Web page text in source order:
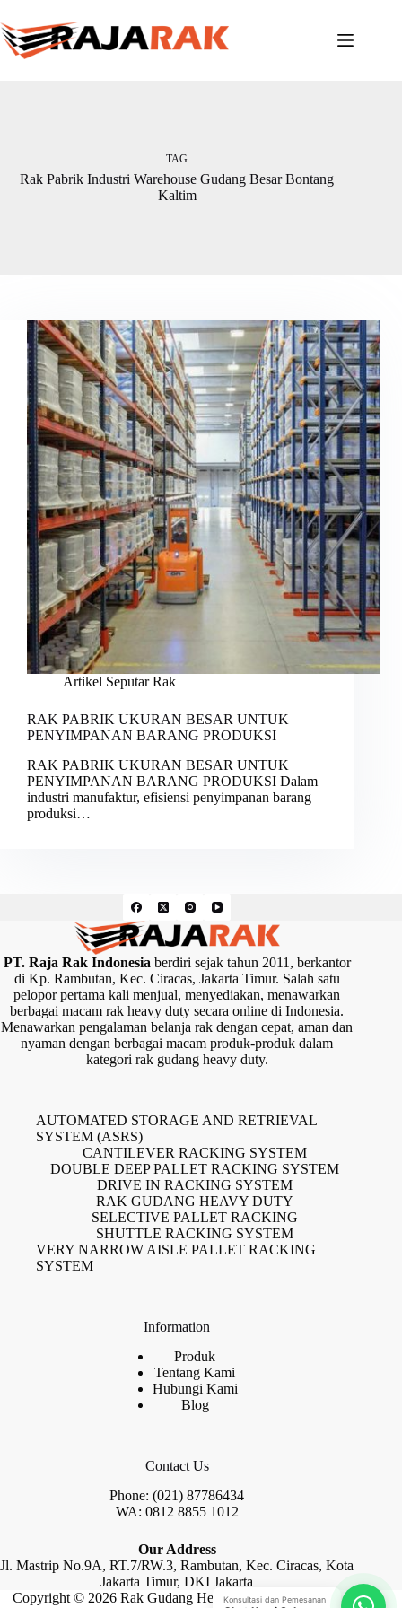
to
content
TAG
Rak Pabrik Industri Warehouse Gudang Besar Bontang
Kaltim
Artikel Seputar Rak
RAK PABRIK UKURAN BESAR UNTUK
PENYIMPANAN BARANG PRODUKSI
RAK PABRIK UKURAN BESAR UNTUK
PENYIMPANAN BARANG PRODUKSI Dalam
industri manufaktur, efisiensi penyimpanan barang
produksi…
PT. Raja Rak Indonesiaberdiri sejak tahun 2011, berkantor
di Kp. Rambutan, Kec. Ciracas, Jakarta Timur. Salah satu
pelopor pertama kali menjual, menyediakan, menawarkan
berbagai macam rak heavy duty secara online di Indonesia.
Menawarkan pengalaman belanja rak dengan cepat, aman dan
nyaman dengan berbagai macam produk-produk dalam
kategori rak gudang heavy duty.
AUTOMATED STORAGE AND RETRIEVAL
SYSTEM (ASRS)
CANTILEVER RACKING SYSTEM
DOUBLE DEEP PALLET RACKING SYSTEM
DRIVE IN RACKING SYSTEM
RAK GUDANG HEAVY DUTY
SELECTIVE PALLET RACKING
SHUTTLE RACKING SYSTEM
VERY NARROW AISLE PALLET RACKING
SYSTEM
Information
Produk
Tentang Kami
Hubungi Kami
Blog
Contact Us
Phone: (021) 87786434
WA: 0812 8855 1012
Our Address
Jl. Mastrip No.9A, RT.7/RW.3, Rambutan, Kec. Ciracas, Kota
Jakarta Timur, DKI Jakarta
Copyright © 2026 Rak Gudang Heayy Duty by Raja Rak
Konsultasi dan Pemesanan